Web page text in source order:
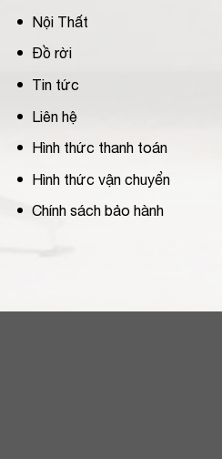
Nội Thất
Đồ rời
Tin tức
Liên hệ
Hình thức thanh toán
Hình thức vận chuyển
Chính sách bảo hành